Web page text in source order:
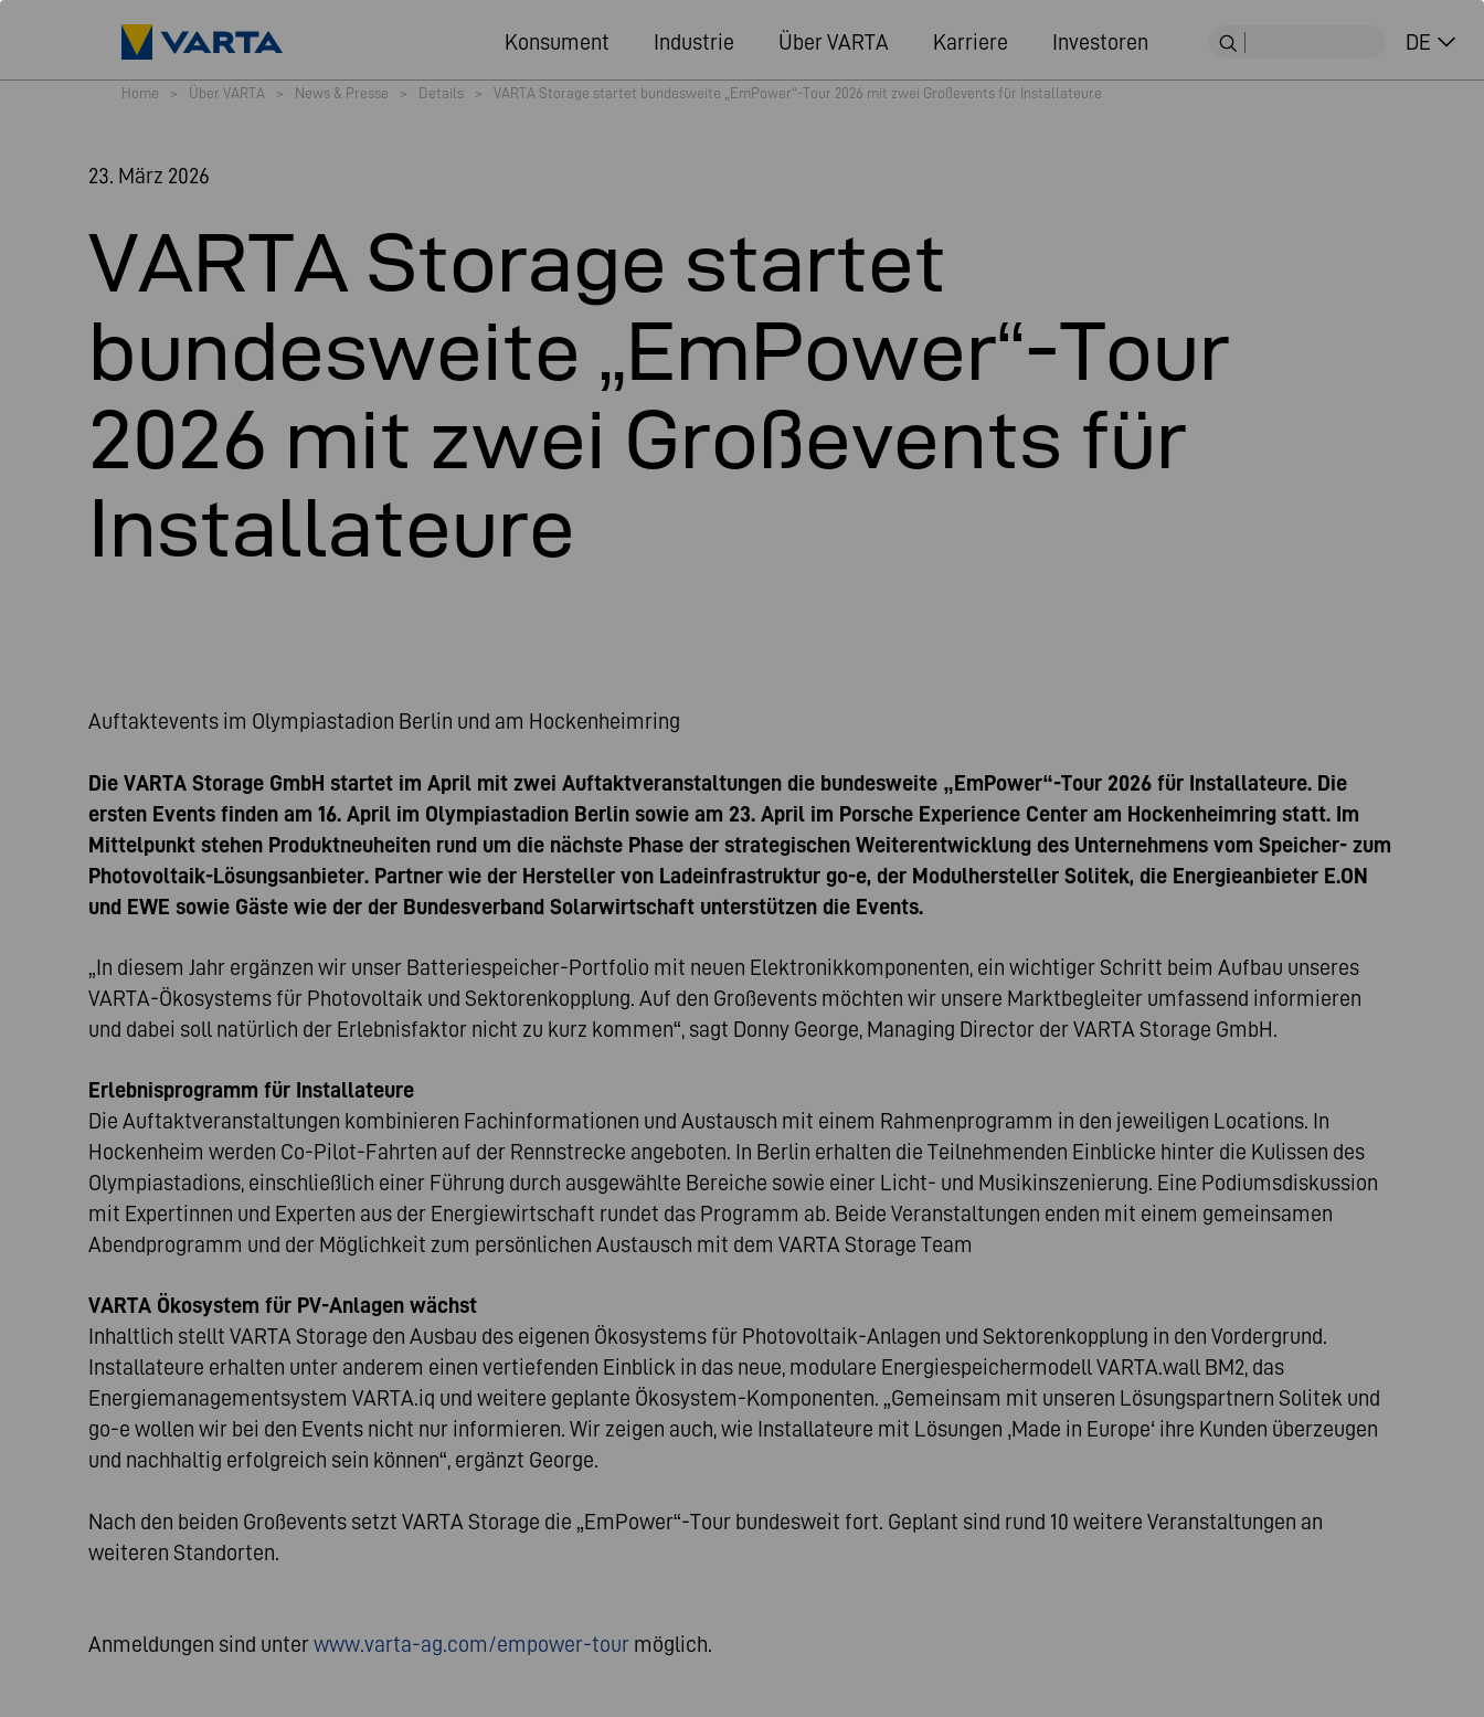
Konsument Industrie Über VARTA Karriere Investoren DE
Home > Über VARTA > News & Presse > Details > VARTA Storage startet bundesweite „EmPower“-Tour 2026 mit zwei Großevents für Installateure
23. März 2026
VARTA Storage startet
bundesweite „EmPower“-Tour
2026 mit zwei Großevents für
Installateure
Auftaktevents im Olympiastadion Berlin und am Hockenheimring
Die VARTA Storage GmbH startet im April mit zwei Auftaktveranstaltungen die bundesweite „EmPower“-Tour 2026 für Installateure. Die
ersten Events finden am 16. April im Olympiastadion Berlin sowie am 23. April im Porsche Experience Center am Hockenheimring statt. Im
Mittelpunkt stehen Produktneuheiten rund um die nächste Phase der strategischen Weiterentwicklung des Unternehmens vom Speicher- zum
Photovoltaik-Lösungsanbieter. Partner wie der Hersteller von Ladeinfrastruktur go-e, der Modulhersteller Solitek, die Energieanbieter E.ON
und EWE sowie Gäste wie der der Bundesverband Solarwirtschaft unterstützen die Events.
„In diesem Jahr ergänzen wir unser Batteriespeicher-Portfolio mit neuen Elektronikkomponenten, ein wichtiger Schritt beim Aufbau unseres
VARTA-Ökosystems für Photovoltaik und Sektorenkopplung. Auf den Großevents möchten wir unsere Marktbegleiter umfassend informieren
und dabei soll natürlich der Erlebnisfaktor nicht zu kurz kommen“, sagt Donny George, Managing Director der VARTA Storage GmbH.
Erlebnisprogramm für Installateure
Die Auftaktveranstaltungen kombinieren Fachinformationen und Austausch mit einem Rahmenprogramm in den jeweiligen Locations. In
Hockenheim werden Co-Pilot-Fahrten auf der Rennstrecke angeboten. In Berlin erhalten die Teilnehmenden Einblicke hinter die Kulissen des
Olympiastadions, einschließlich einer Führung durch ausgewählte Bereiche sowie einer Licht- und Musikinszenierung. Eine Podiumsdiskussion
mit Expertinnen und Experten aus der Energiewirtschaft rundet das Programm ab. Beide Veranstaltungen enden mit einem gemeinsamen
Abendprogramm und der Möglichkeit zum persönlichen Austausch mit dem VARTA Storage Team
VARTA Ökosystem für PV-Anlagen wächst
Inhaltlich stellt VARTA Storage den Ausbau des eigenen Ökosystems für Photovoltaik-Anlagen und Sektorenkopplung in den Vordergrund.
Installateure erhalten unter anderem einen vertiefenden Einblick in das neue, modulare Energiespeichermodell VARTA.wall BM2, das
Energiemanagementsystem VARTA.iq und weitere geplante Ökosystem-Komponenten. „Gemeinsam mit unseren Lösungspartnern Solitek und
go-e wollen wir bei den Events nicht nur informieren. Wir zeigen auch, wie Installateure mit Lösungen ‚Made in Europe‘ ihre Kunden überzeugen
und nachhaltig erfolgreich sein können“, ergänzt George.
Nach den beiden Großevents setzt VARTA Storage die „EmPower“-Tour bundesweit fort. Geplant sind rund 10 weitere Veranstaltungen an
weiteren Standorten.
Anmeldungen sind unterwww.varta-ag.com/empower-tour möglich.